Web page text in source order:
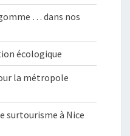
… dans nos
écologique
la métropole
surtourisme à Nice